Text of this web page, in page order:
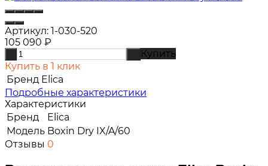
Артикул: 1-030-520
105 090 ₽
Купить
Купить в 1 клик
Бренд Elica
Подробные характеристики
Характеристики
Бренд
Elica
Модель Boxin Dry IX/A/60
Отзывы 0